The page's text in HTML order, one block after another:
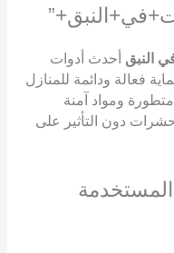
النبق أحدث أدوات
فعالة ودائمة للمنازل
ومواد آمنة
دون التأثير على